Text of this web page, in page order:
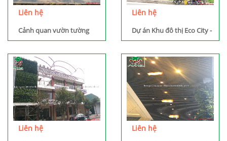
Liên hệ
Cảnh quan vườn tường
Liên hệ
Dự án Khu đô thị Eco City -
Long Biên - HN
Liên hệ Liên hệ